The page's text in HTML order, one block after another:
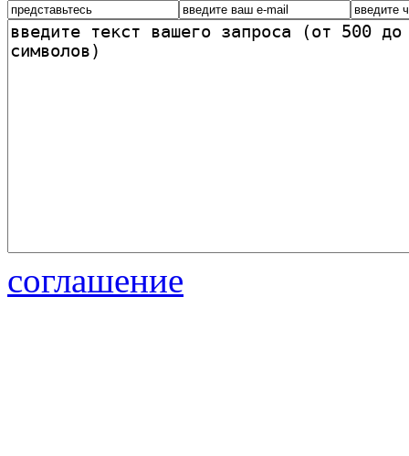
соглашение